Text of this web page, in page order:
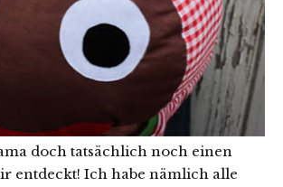
doch tatsächlich noch einen
entdeckt! Ich habe nämlich alle